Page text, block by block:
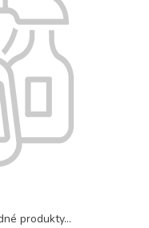
produkty...